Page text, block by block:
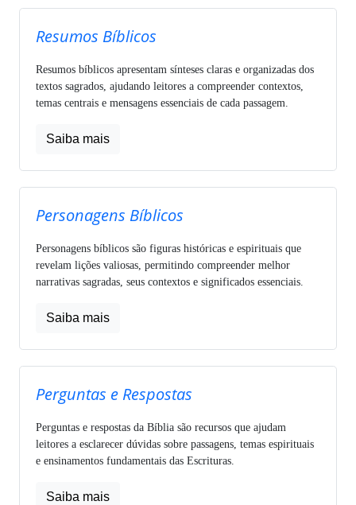
Resumos Bíblicos
Resumos bíblicos apresentam sínteses claras e organizadas dos
textos sagrados, ajudando leitores a compreender contextos,
temas centrais e mensagens essenciais de cada passagem.
Saiba mais
Personagens Bíblicos
Personagens bíblicos são figuras históricas e espirituais que
revelam lições valiosas, permitindo compreender melhor
narrativas sagradas, seus contextos e significados essenciais.
Saiba mais
Perguntas e Respostas
Perguntas e respostas da Bíblia são recursos que ajudam
leitores a esclarecer dúvidas sobre passagens, temas espirituais
e ensinamentos fundamentais das Escrituras.
Saiba mais